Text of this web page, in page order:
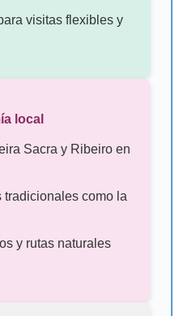
visitas flexibles y
local
Sacra y Ribeiro en
tradicionales como la
y rutas naturales